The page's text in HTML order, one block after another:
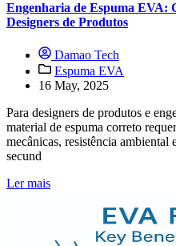
Engenharia de Espuma EVA:
Designers de Produtos
Damao Tech
Espuma EVA
16 May, 2025
Para designers de produtos e
material de espuma correto
mecânicas, resistência ambiental
secund
Ler mais